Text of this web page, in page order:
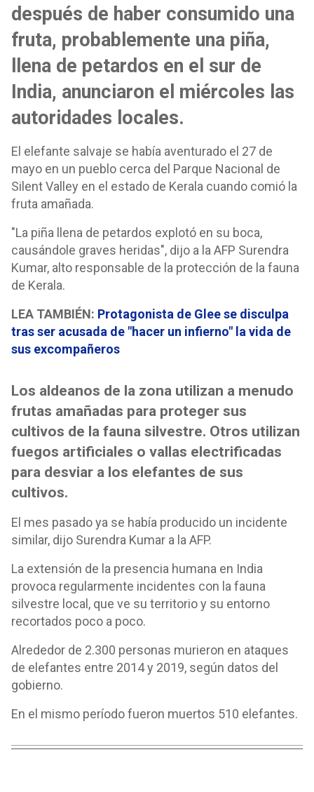
después de haber consumido una
fruta, probablemente una piña,
llena de petardos en el sur de
India, anunciaron el miércoles las
autoridades locales.
El elefante salvaje se había aventurado el 27 de
mayo en un pueblo cerca del Parque Nacional de
Silent Valley en el estado de Kerala cuando comió la
fruta amañada.
"La piña llena de petardos explotó en su boca,
causándole graves heridas", dijo a la AFP Surendra
Kumar, alto responsable de la protección de la fauna
de Kerala.
LEA TAMBIÉN: Protagonista de Glee se disculpa
tras ser acusada de "hacer un infierno" la vida de
sus excompañeros
Los aldeanos de la zona utilizan a menudo
frutas amañadas para proteger sus
cultivos de la fauna silvestre. Otros utilizan
fuegos artificiales o vallas electrificadas
para desviar a los elefantes de sus
cultivos.
El mes pasado ya se había producido un incidente
similar, dijo Surendra Kumar a la AFP.
La extensión de la presencia humana en India
provoca regularmente incidentes con la fauna
silvestre local, que ve su territorio y su entorno
recortados poco a poco.
Alrededor de 2.300 personas murieron en ataques
de elefantes entre 2014 y 2019, según datos del
gobierno.
En el mismo período fueron muertos 510 elefantes.